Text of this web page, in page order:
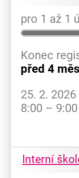
pro 1 až 1
Konec
před 4
25. 2. 2026
8:00 – 9:00
Interní